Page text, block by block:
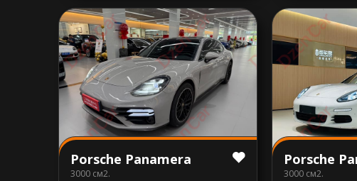
Porsche Panamera
3000 см2.
Porsche
3000 см2.